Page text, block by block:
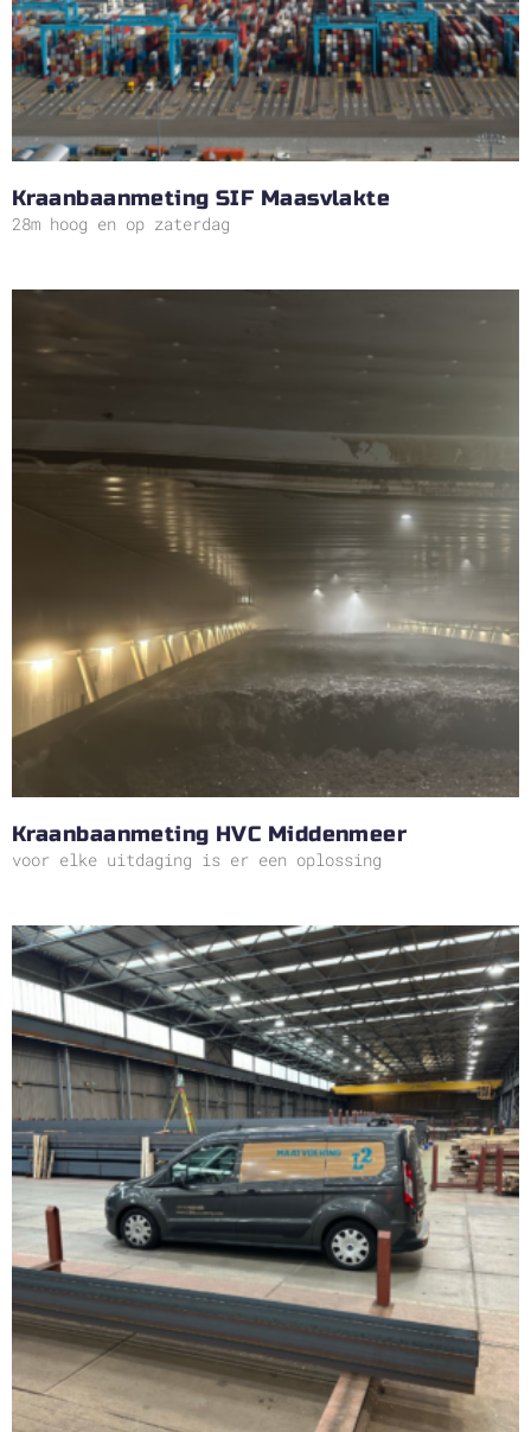
Kraanbaanmeting SIF Maasvlakte
28m hoog en op zaterdag
Kraanbaanmeting HVC Middenmeer
voor elke uitdaging is er een oplossing